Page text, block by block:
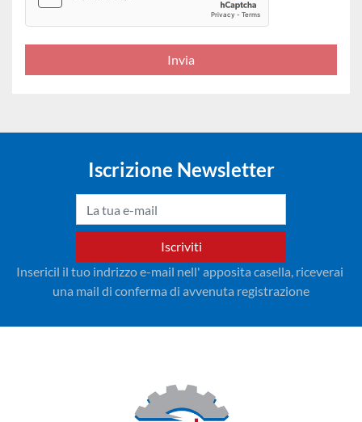
Invia
Iscrizione Newsletter
Iscriviti
Insericil il tuo indrizzo e-mail nell' apposita casella, riceverai
una mail di conferma di avvenuta registrazione